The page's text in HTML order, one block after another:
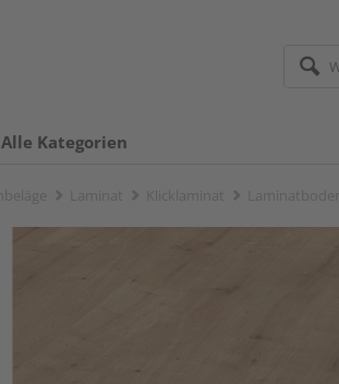
Alle Kategorien